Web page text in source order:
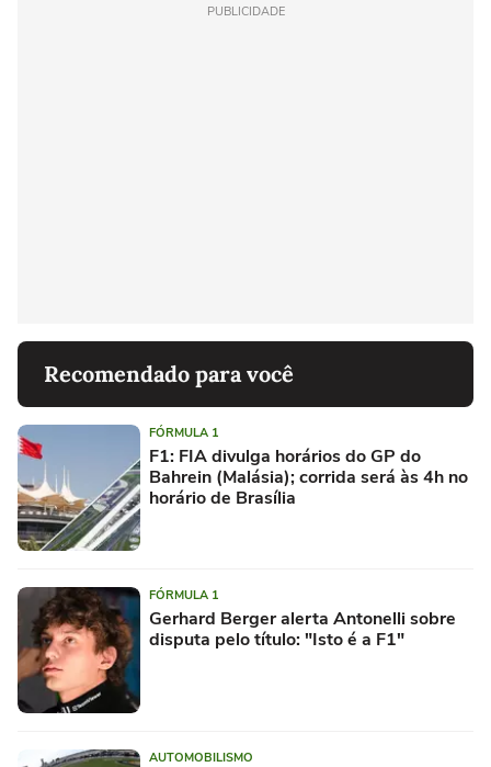
PUBLICIDADE
Recomendado para você
FÓRMULA 1
F1: FIA divulga horários do GP do
Bahrein (Malásia); corrida será às 4h no
horário de Brasília
FÓRMULA 1
Gerhard Berger alerta Antonelli sobre
disputa pelo título: "Isto é a F1"
AUTOMOBILISMO